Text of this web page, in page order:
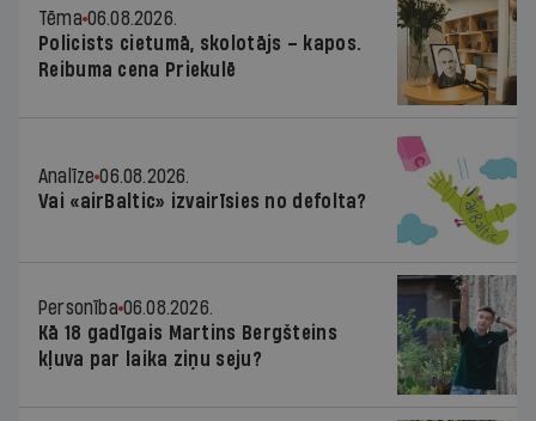
Tēma 06.08.2026.
Policists cietumā, skolotājs – kapos.
Reibuma cena Priekulē
Analīze 06.08.2026.
Vai «airBaltic» izvairīsies no defolta?
Personība 06.08.2026.
Kā 18 gadīgais Martins Bergšteins
kļuva par laika ziņu seju?